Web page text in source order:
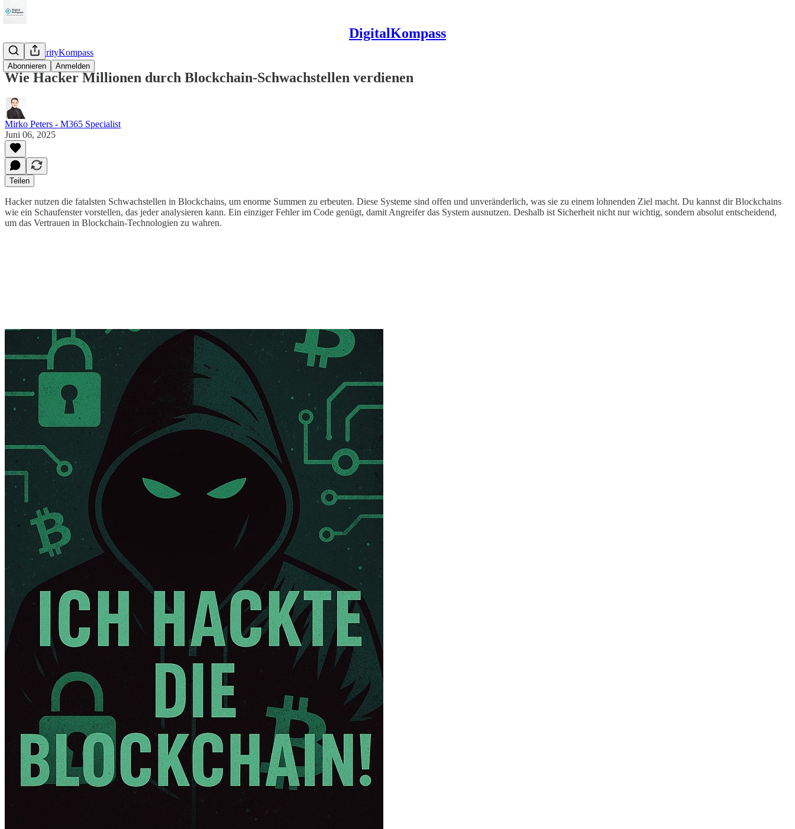
DigitalKompass
Abonnieren Anmelden
CyberSecurityKompass
Wie Hacker Millionen durch Blockchain-Schwachstellen verdienen
Mirko Peters - M365 Specialist
Juni 06, 2025
Teilen
Hacker nutzen die fatalsten Schwachstellen in Blockchains, um enorme Summen zu erbeuten. Diese Systeme sind offen und unveränderlich, was sie zu einem lohnenden Ziel macht. Du kannst dir Blockchains
wie ein Schaufenster vorstellen, das jeder analysieren kann. Ein einziger Fehler im Code genügt, damit Angreifer das System ausnutzen. Deshalb ist Sicherheit nicht nur wichtig, sondern absolut entscheidend,
um das Vertrauen in Blockchain-Technologien zu wahren.